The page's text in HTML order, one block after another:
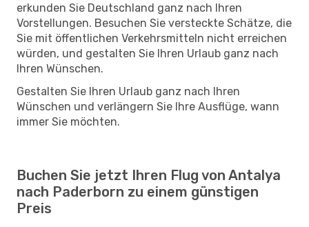
erkunden Sie Deutschland ganz nach Ihren
Vorstellungen. Besuchen Sie versteckte Schätze, die
Sie mit öffentlichen Verkehrsmitteln nicht erreichen
würden, und gestalten Sie Ihren Urlaub ganz nach
Ihren Wünschen.
Gestalten Sie Ihren Urlaub ganz nach Ihren
Wünschen und verlängern Sie Ihre Ausflüge, wann
immer Sie möchten.
Buchen Sie jetzt Ihren Flug von Antalya
nach Paderborn zu einem günstigen
Preis